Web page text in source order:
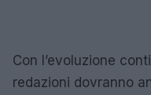
Con l’evoluzione
redazioni dovranno